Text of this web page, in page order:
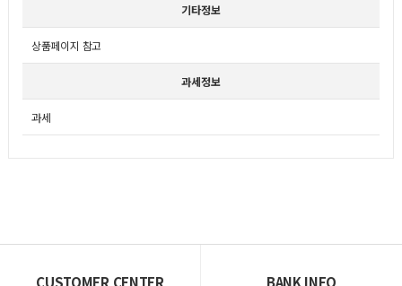
기타정보
상품페이지 참고
과세정보
과세
CUSTOMER CENTER BANK INFO